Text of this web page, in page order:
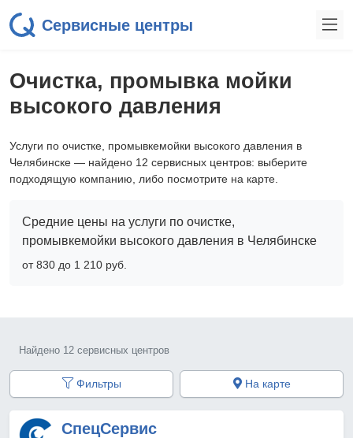
Сервисные центры
Очистка, промывка мойки
высокого давления
Услуги по очистке, промывкемойки высокого давления в
Челябинске — найдено 12 сервисных центров: выберите
подходящую компанию, либо посмотрите на карте.
Средние цены на услуги по очистке,
промывкемойки высокого давления в Челябинске
от 830 до 1 210 pyб.
Найдено 12 сервисных центров
Фильтры На карте
СпецСервис